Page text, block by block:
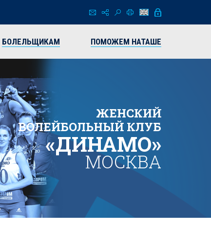
БОЛЕЛЬЩИКАМ ПОМОЖЕМ НАТАШЕ
ЖЕНСКИЙ
ВОЛЕЙБОЛЬНЫЙ КЛУБ
«ДИНАМО»
МОСКВА